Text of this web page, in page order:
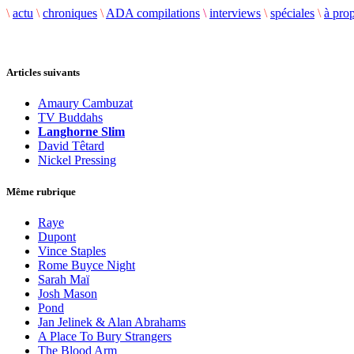
\ actu \ chroniques \ ADA compilations \ interviews \ spéciales \ à
Articles suivants
Amaury Cambuzat
TV Buddahs
Langhorne Slim
David Têtard
Nickel Pressing
Même rubrique
Raye
Dupont
Vince Staples
Rome Buyce Night
Sarah Maï
Josh Mason
Pond
Jan Jelinek & Alan Abrahams
A Place To Bury Strangers
The Blood Arm